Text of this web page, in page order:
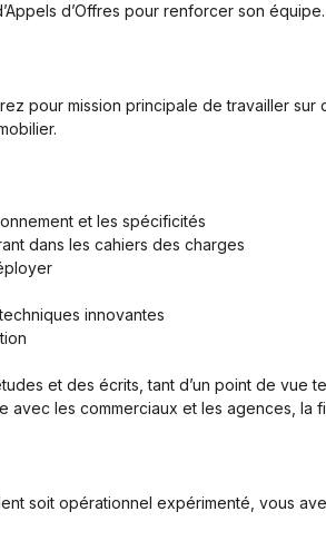
d’Offres pour renforcer son équipe.
pour mission principale de travailler sur
et les spécificités
dans les cahiers des charges
innovantes
et des écrits, tant d’un point de
avec les commerciaux et les agences, la
soit opérationnel expérimenté, vous